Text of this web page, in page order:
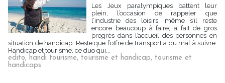
Les Jeux paralympiques battent leur
plein, l’occasion de rappeler que
l’industrie des loisirs, même s’il reste
encore beaucoup à faire, a fait de gros
progrès dans l’accueil des personnes en
situation de handicap. Reste que l’offre de transport a du mal à suivre.
Handicap et tourisme, ce duo qui...
edito, handi tourisme, tourisme et handicap, tourisme et
handicaps